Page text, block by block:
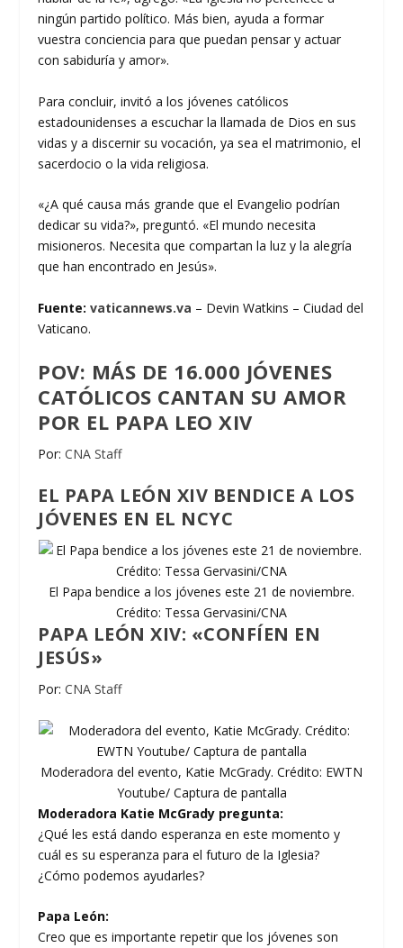
ningún partido político. Más bien, ayuda a formar
vuestra conciencia para que puedan pensar y actuar
con sabiduría y amor».
Para concluir, invitó a los jóvenes católicos
estadounidenses a escuchar la llamada de Dios en sus
vidas y a discernir su vocación, ya sea el matrimonio, el
sacerdocio o la vida religiosa.
«¿A qué causa más grande que el Evangelio podrían
dedicar su vida?», preguntó. «El mundo necesita
misioneros. Necesita que compartan la luz y la alegría
que han encontrado en Jesús».
Fuente:vaticannews.va – Devin Watkins – Ciudad del
Vaticano.
POV: MÁS DE 16.000 JÓVENES
CATÓLICOS CANTAN SU AMOR
POR EL PAPA LEO XIV
Por:CNA Staff
EL PAPA LEÓN XIV BENDICE A LOS
JÓVENES EN EL NCYC
El Papa bendice a los jóvenes este 21 de noviembre.
Crédito: Tessa Gervasini/CNA
PAPA LEÓN XIV: «CONFÍEN EN
JESÚS»
Por:CNA Staff
Moderadora del evento, Katie McGrady. Crédito: EWTN
Youtube/ Captura de pantalla
Moderadora Katie McGrady pregunta:
¿Qué les está dando esperanza en este momento y
cuál es su esperanza para el futuro de la Iglesia?
¿Cómo podemos ayudarles?
Papa León:
Creo que es importante repetir que los jóvenes son